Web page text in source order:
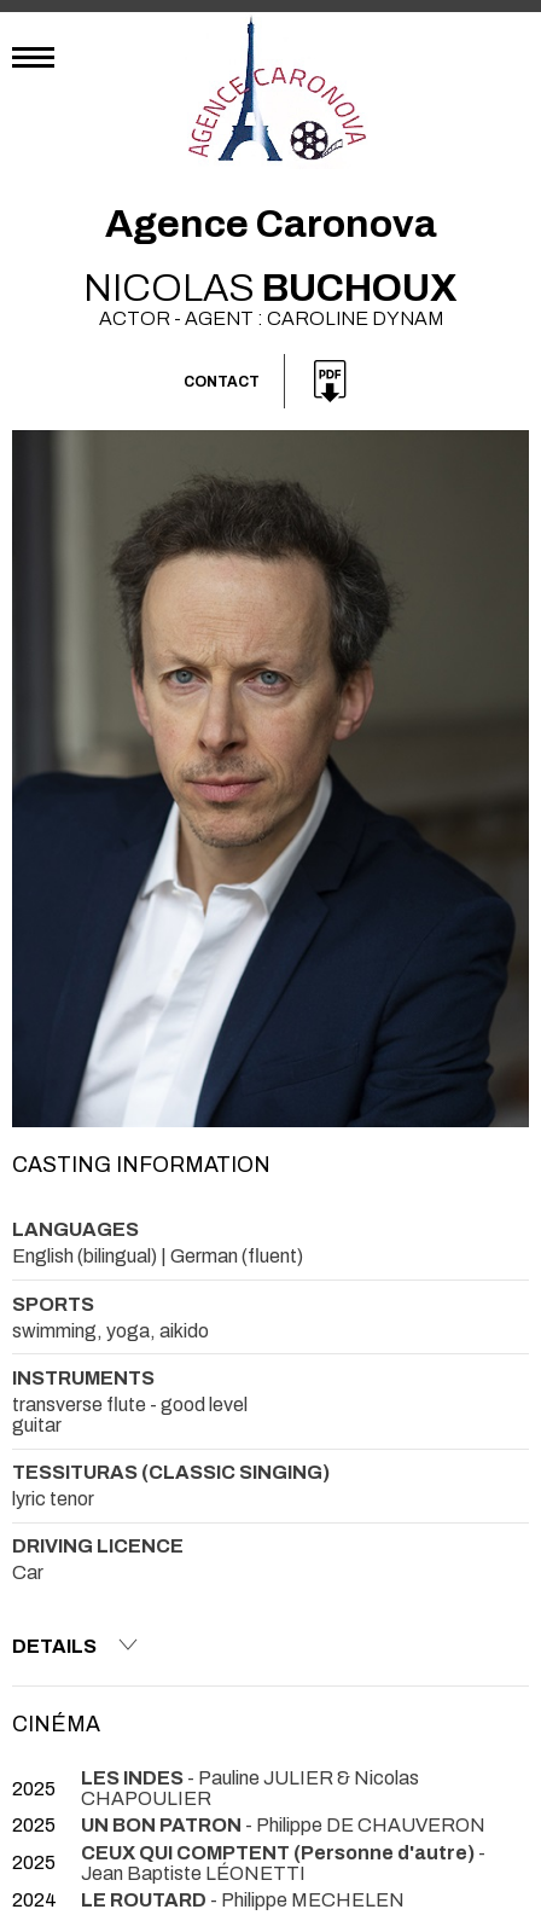
Agence Caronova
NICOLAS BUCHOUX
ACTOR - AGENT : CAROLINE DYNAM
CONTACT
CASTING INFORMATION
LANGUAGES
English (bilingual) | German (fluent)
SPORTS
swimming, yoga, aikido
INSTRUMENTS
transverse flute - good level
guitar
TESSITURAS (CLASSIC SINGING)
lyric tenor
DRIVING LICENCE
Car
DETAILS
CINÉMA
2025 LES INDES - Pauline JULIER & Nicolas
CHAPOULIER
2025
UN BON PATRON - Philippe DE CHAUVERON
2025
CEUX QUI COMPTENT (Personne d'autre) -
Jean Baptiste LÉONETTI
2024
LE ROUTARD - Philippe MECHELEN